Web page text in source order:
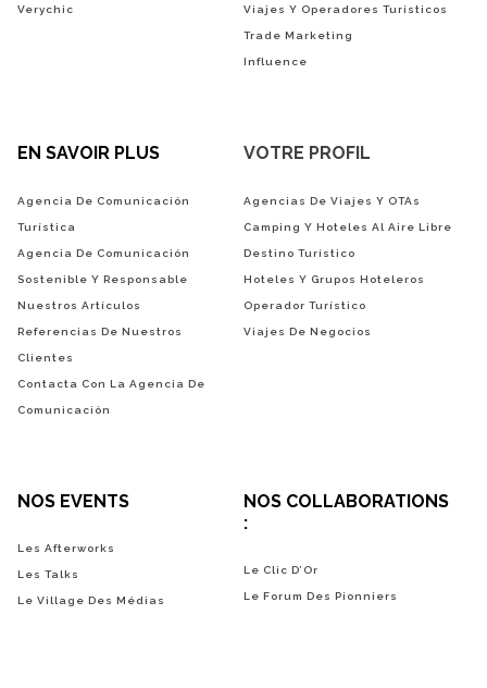
Verychic Viajes Y Operadores Turísticos
Trade Marketing
Influence
EN SAVOIR PLUS
Agencia De Comunicación
Turística
Agencia De Comunicación
Sostenible Y Responsable
Nuestros Artículos
Referencias De Nuestros
Clientes
Contacta Con La Agencia De
Comunicación
VOTRE PROFIL
Agencias De Viajes Y OTAs
Camping Y Hoteles Al Aire Libre
Destino Turístico
Hoteles Y Grupos Hoteleros
Operador Turístico
Viajes De Negocios
NOS EVENTS
Les Afterworks
Les Talks
Le Village Des Médias
NOS COLLABORATIONS
:
Le Clic D’Or
Le Forum Des Pionniers